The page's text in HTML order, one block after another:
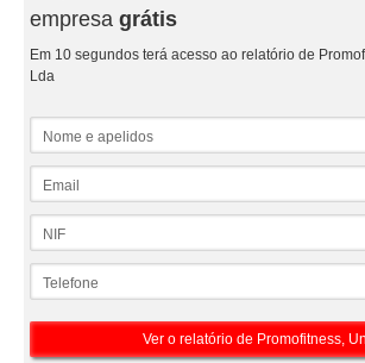
empresa grátis
Em 10 segundos terá acesso ao relatório de
Lda